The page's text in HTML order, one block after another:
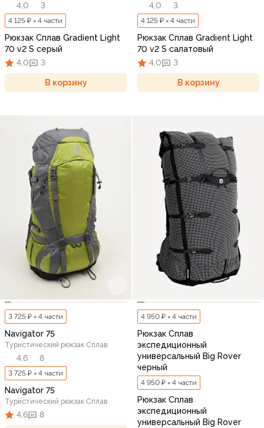
4,0
3
4 125 ₽ × 4 части
Рюкзак Сплав Gradient Light
70 v2 S серый
4,0
3
В корзину
4,0
3
4 125 ₽ × 4 части
Рюкзак Сплав Gradient Light
70 v2 S салатовый
4,0
3
В корзину
3 725 ₽ × 4 части
Navigator 75
Туристический рюкзак Сплав
4,6 8
3 725 ₽ × 4 части
Navigator 75
Туристический рюкзак Сплав
4,6 8
4 950 ₽ × 4 части
Рюкзак Сплав
экспедиционный
универсальный Big Rover
черный
4 950 ₽ × 4 части
Рюкзак Сплав
экспедиционный
универсальный Big Rover